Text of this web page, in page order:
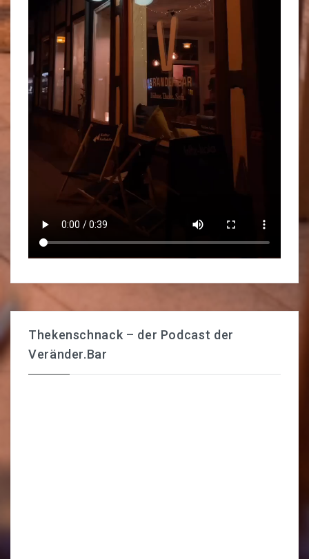
Thekenschnack – der Podcast der
Veränder.Bar